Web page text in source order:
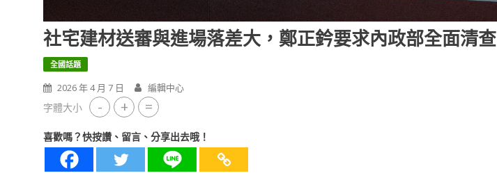
社宅建材送審與進場落差大，鄭正鈐要求內政部全面清查
全國話題
2026 年 4 月 7 日 編輯中心
字體大小 - + =
喜歡嗎？快按讚、留言、分享出去哦！